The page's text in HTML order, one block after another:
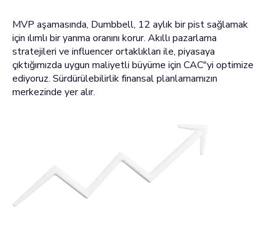
MVP aşamasında, Dumbbell, 12 aylık bir pist sağlamak
için ılımlı bir yanma oranını korur. Akıllı pazarlama
stratejileri ve influencer ortaklıkları ile, piyasaya
çıktığımızda uygun maliyetli büyüme için CAC"yi optimize
ediyoruz. Sürdürülebilirlik finansal planlamamızın
merkezinde yer alır.